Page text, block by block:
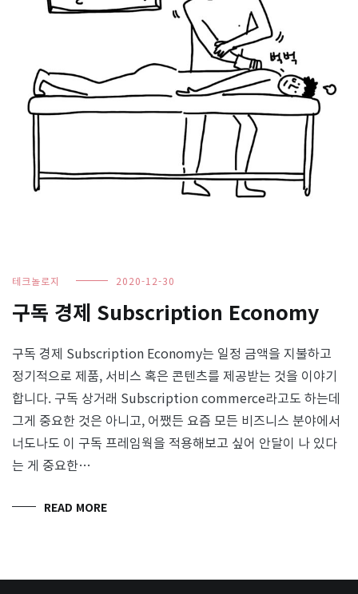
테크놀로지 2020-12-30
구독 경제 Subscription Economy
구독 경제 Subscription Economy는 일정 금액을 지불하고
정기적으로 제품, 서비스 혹은 콘텐츠를 제공받는 것을 이야기
합니다. 구독 상거래 Subscription commerce라고도 하는데
그게 중요한 것은 아니고, 어쨌든 요즘 모든 비즈니스 분야에서
너도나도 이 구독 프레임웍을 적용해보고 싶어 안달이 나 있다
는 게 중요한…
READ MORE